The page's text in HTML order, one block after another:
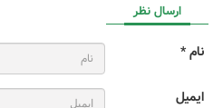
ارسال نظر
نام *
ایمیل